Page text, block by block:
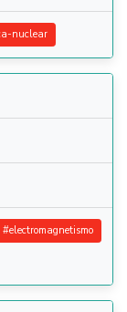
nuclear
#electromagnetismo